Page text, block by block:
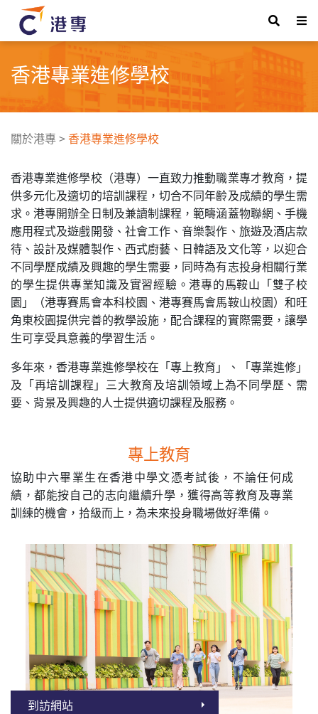
香港專業進修學校
關於港專>香港專業進修學校
香港專業進修學校（港專）一直致力推動職業專才教育，提
供多元化及適切的培訓課程，切合不同年齡及成績的學生需
求。港專開辦全日制及兼讀制課程，範疇涵蓋物聯網 、手機
應用程式及遊戲開發、 社會工作、音樂製作、 旅遊及酒店款
待、設計及媒體製作、 西式廚藝、日韓語及文化等，以迎合
不同學歷成績及興趣的學生需要，同時為有志投身相關行業
的學生提供專業知識及實習經驗。港專的馬鞍山「雙子校
園」（港專賽馬會本科校園、港專賽馬會馬鞍山校園）和旺
角東校園提供完善的教學設施，配合課程的實際需要，讓學
生可享受具意義的學習生活。
多年來，香港專業進修學校在「專上教育」、「專業進修」
及「再培訓課程」三大教育及培訓領域上為不同學歷、需
要、背景及興趣的人士提供適切課程及服務。
專上教育
協助中六畢業生在香港中學文憑考試後，不論任何成
績，都能按自己的志向繼續升學，獲得高等教育及專業
訓練的機會，拾級而上，為未來投身職場做好準備。
到訪網站